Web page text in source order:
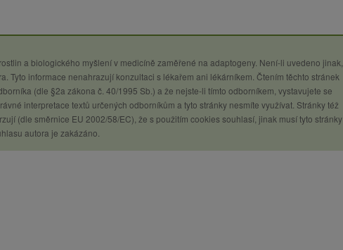
a biologického myšlení v medicíně zaměřené na adaptogeny. Není-li uvedeno jinak,
Tyto informace nenahrazují konzultaci s lékařem ani lékárníkem. Čtením těchto stránek
(dle §2a zákona č. 40/1995 Sb.) a že nejste-li tímto odborníkem, vystavujete se
interpretace textů určených odborníkům a tyto stránky nesmíte využívat. Stránky též
(dle směrnice EU 2002/58/EC), že s použitím cookies souhlasí, jinak musí tyto stránky
autora je zakázáno.